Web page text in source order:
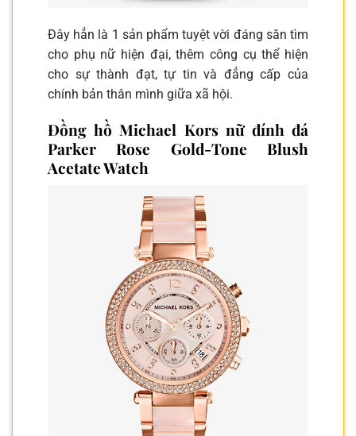
Đây hẳn là 1 sản phẩm tuyệt vời đáng săn tìm
cho phụ nữ hiện đại, thêm công cụ thể hiện
cho sự thành đạt, tự tin và đẳng cấp của
chính bản thân mình giữa xã hội.
Đồng hồ Michael Kors nữ đính đá
Parker Rose Gold-Tone Blush
Acetate Watch